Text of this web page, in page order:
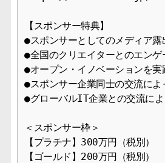
【スポンサー特典】
●スポンサーとしてのメディア
●全国のクリエイターとのエン
●オープン・イノベーションを実
●スポンサー企業同士の交流に
●グローバルIT企業との交流に
＜スポンサー枠＞
【プラチナ】300万円（税別）
【ゴールド】200万円（税別）